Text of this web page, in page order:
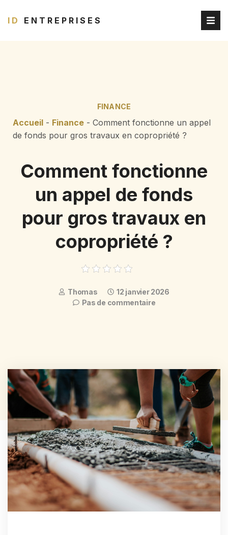
ID ENTREPRISES
FINANCE
Accueil - Finance - Comment fonctionne un appel
de fonds pour gros travaux en copropriété ?
Comment fonctionne
un appel de fonds
pour gros travaux en
copropriété ?
Thomas
12 janvier 2026
Pas de commentaire